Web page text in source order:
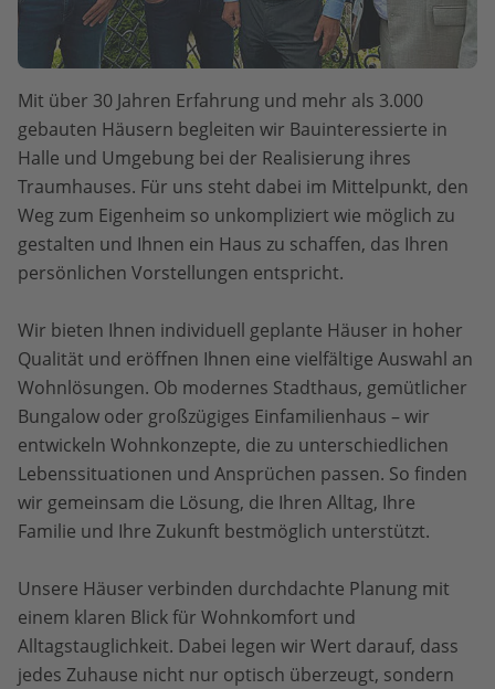
Mit über 30 Jahren Erfahrung und mehr als 3.000
gebauten Häusern begleiten wir Bauinteressierte in
Halle und Umgebung bei der Realisierung ihres
Traumhauses. Für uns steht dabei im Mittelpunkt, den
Weg zum Eigenheim so unkompliziert wie möglich zu
gestalten und Ihnen ein Haus zu schaffen, das Ihren
persönlichen Vorstellungen entspricht.
Wir bieten Ihnen individuell geplante Häuser in hoher
Qualität und eröffnen Ihnen eine vielfältige Auswahl an
Wohnlösungen. Ob modernes Stadthaus, gemütlicher
Bungalow oder großzügiges Einfamilienhaus – wir
entwickeln Wohnkonzepte, die zu unterschiedlichen
Lebenssituationen und Ansprüchen passen. So finden
wir gemeinsam die Lösung, die Ihren Alltag, Ihre
Familie und Ihre Zukunft bestmöglich unterstützt.
Unsere Häuser verbinden durchdachte Planung mit
einem klaren Blick für Wohnkomfort und
Alltagstauglichkeit. Dabei legen wir Wert darauf, dass
jedes Zuhause nicht nur optisch überzeugt, sondern